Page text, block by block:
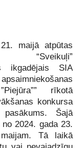
maijā atpūtas
“Sveikuļi”
ikgadējais SIA
rīkotā
konkursa
pasākums. Šajā
2024. gada 23.
Tā laikā